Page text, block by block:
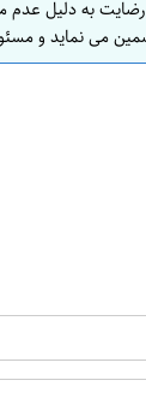
به دلیل
می نماید و